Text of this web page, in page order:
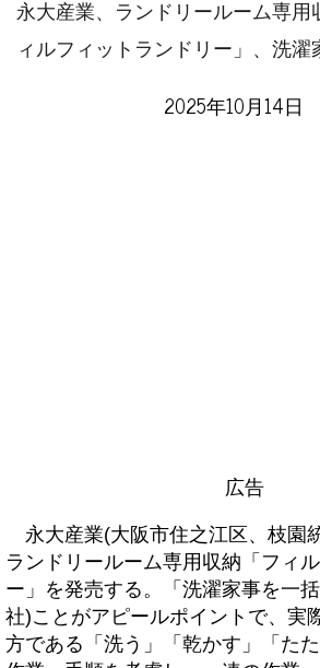
永大産業、ランドリールーム専用
ィルフィットランドリー」、洗濯
2025年10月14日
広告
永大産業(大阪市住之江区、枝園
ランドリールーム専用収納「フィ
ー」を発売する。「洗濯家事を一
社)ことがアピールポイントで、実
方である「洗う」「乾かす」「た